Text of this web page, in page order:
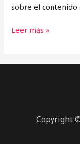
sobre el contenido
Leer más »
Copyright